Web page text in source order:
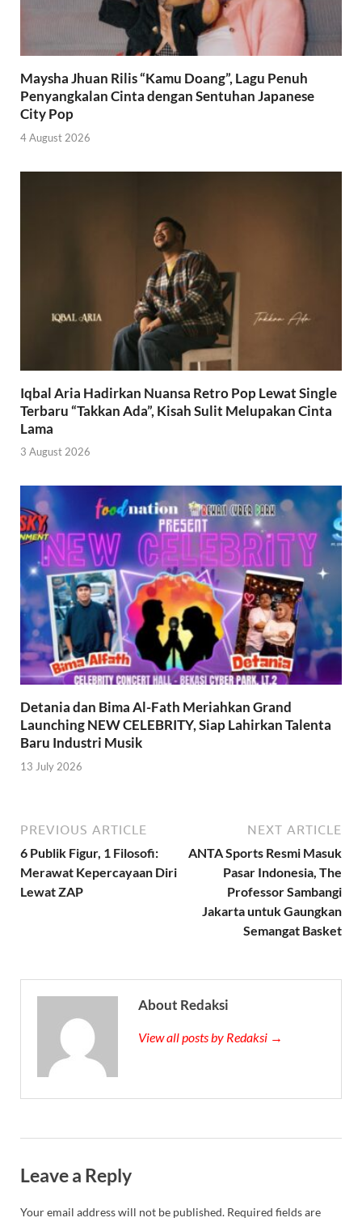
Maysha Jhuan Rilis “Kamu Doang”, Lagu Penuh
Penyangkalan Cinta dengan Sentuhan Japanese
City Pop
4 August 2026
Iqbal Aria Hadirkan Nuansa Retro Pop Lewat Single
Terbaru “Takkan Ada”, Kisah Sulit Melupakan Cinta
Lama
3 August 2026
Detania dan Bima Al-Fath Meriahkan Grand
Launching NEW CELEBRITY, Siap Lahirkan Talenta
Baru Industri Musik
13 July 2026
PREVIOUS ARTICLE
6 Publik Figur, 1 Filosofi:
Merawat Kepercayaan Diri
Lewat ZAP
NEXT ARTICLE
ANTA Sports Resmi Masuk
Pasar Indonesia, The
Professor Sambangi
Jakarta untuk Gaungkan
Semangat Basket
About Redaksi
View all posts by Redaksi →
Leave a Reply
Your email address will not be published. Required fields are